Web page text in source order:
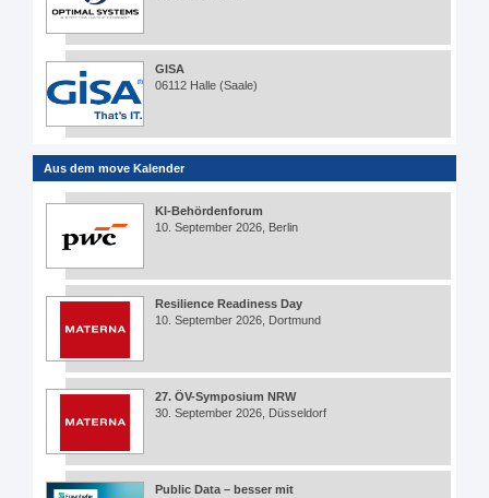
GISA
06112 Halle (Saale)
Aus dem move Kalender
KI-Behördenforum
10. September 2026, Berlin
Resilience Readiness Day
10. September 2026, Dortmund
27. ÖV-Symposium NRW
30. September 2026, Düsseldorf
Public Data – besser mit